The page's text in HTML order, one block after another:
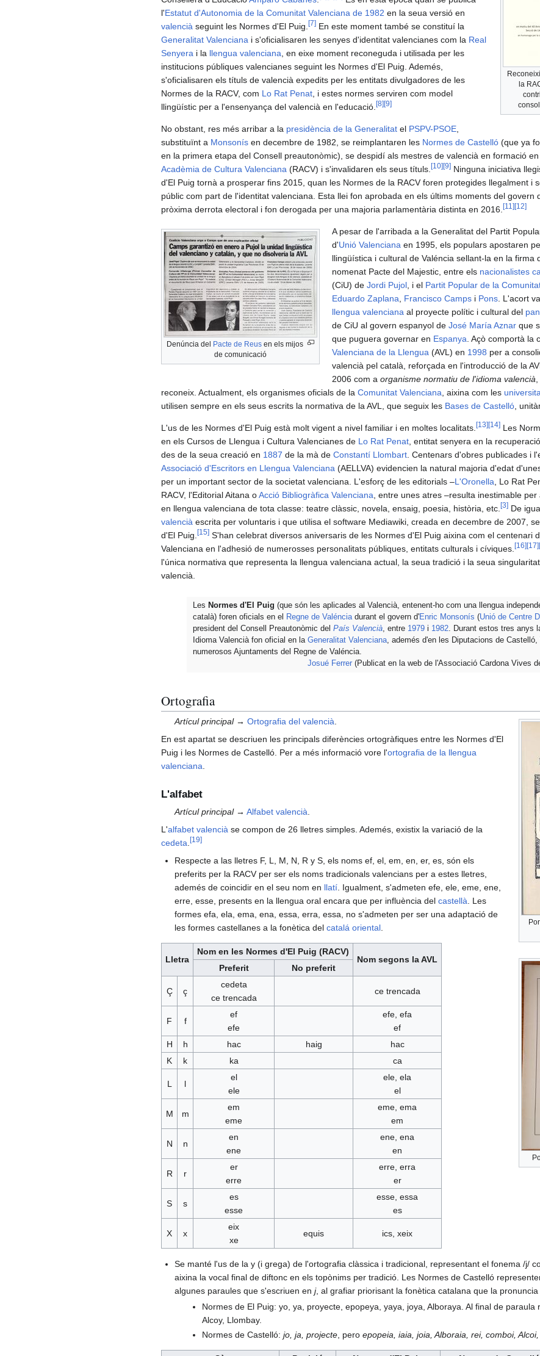
la
l'Estatut d'Autonomia de la Comunitat Valenciana de 1982 en la seua versió en
valencià seguint les Normes d'El Puig. [7] En este moment també se constituí la
Generalitat Valenciana i s'oficialisaren les senyes d'identitat valencianes com la Real
Senyera i la llengua valenciana , en eixe moment reconeguda i utilisada per les
institucions públiques valencianes seguint les Normes d'El Puig. Ademés,
s'oficialisaren els títuls de valencià expedits per les entitats divulgadores de les
Normes de la RACV, com Lo Rat Penat , i estes normes serviren com model
llingüístic per a l'ensenyança del valencià en l'educació. [8] [9]
No obstant, res més arribar a la presidència de la Generalitat el PSPV-PSOE
substituïnt a Monsonís en decembre de 1982, se reimplantaren les Normes de Castelló (que ya
en la primera etapa del Consell preautonòmic), se despidí als mestres de valencià en formació
Acadèmia de Cultura Valenciana (RACV) i s'invalidaren els seus títuls. [10] [9] Ninguna iniciativa
d'El Puig tornà a prosperar fins 2015, quan les Normes de la RACV foren protegides llegalment i
públic com part de l'identitat valenciana. Esta llei fon aprobada en els últims moments del govern
pròxima derrota electoral i fon derogada per una majoria parlamentària distinta en 2016. [11 ] [12]
Denúncia del Pacte de Reus en els mijos
de comunicació
A pesar de l'arribada a la Generalitat del Partit
d'Unió Valenciana en 1995, els populars apostaren
llingüística i cultural de Valéncia sellant-la en la firma
nomenat Pacte del Majestic, entre els nacionalistes
(CiU) de Jordi Pujol, i el Partit Popular de la
Eduardo Zaplana
Francisco Campsi Pons. L'acort
llengua valenciana al proyecte polític i cultural del
de CiU al govern espanyol de José María Aznarque
que puguera governar en Espanya . Açò comportà la
Valenciana de la Llengua (AVL) en 1998 per a
valencià pel català, reforçada en l'introducció de la
2006 com a organisme normatiu de l'idioma valencià
reconeix. Actualment, els organismes oficials de la Comunitat Valenciana , aixina com les
utilisen sempre en els seus escrits la normativa de la AVL, que seguix les Bases de Castelló ,
L'us de les Normes d'El Puig està molt vigent a nivel familiar i en moltes localitats. [13] [14] Les
en els Cursos de Llengua i Cultura Valencianes de Lo Rat Penat , entitat senyera en la
des de la seua creació en 1887 de la mà de Constantí Llombart . Centenars d'obres publicades i
Associació d'Escritors en Llengua Valenciana (AELLVA) evidencien la natural majoria d'edat
per un important sector de la societat valenciana. L'esforç de les editorials –L'Oronella , Lo Rat
RACV, l'Editorial Aitana oAcció Bibliogràfica Valenciana , entre unes atres –resulta inestimable
en llengua valenciana de tota classe: teatre clàssic, novela, ensaig, poesia, història, etc. [3] De
valencià escrita per voluntaris i que utilisa el software Mediawiki, creada en decembre de 2007,
d'El Puig. [15] S'han celebrat diversos aniversaris de les Normes d'El Puig aixina com el centenari
Valenciana en l'adhesió de numerosses personalitats públiques, entitats culturals i cíviques. [16] [17]
l'única normativa que representa la llengua valenciana actual, la seua tradició i la seua
valencià.
Les Normes d'El Puig (que són les aplicades al Valencià, entenent-ho com una llengua
català) foren oficials en el
Regne de Valénciadurant el govern d'Enric Monsonís (Unió de Centre
president del Consell Preautonòmic del País Valencià, entre 1979 i 1982. Durant estos tres anys
Idioma Valencià fon oficial en la Generalitat Valenciana, ademés d'en les Diputacions de
numerosos Ajuntaments del Regne de Valéncia.
Josué Ferrer (Publicat en la web de l'Associació Cardona Vives
Ortografia
Artícul principal → Ortografia del valencià.
En est apartat se descriuen les principals diferències ortogràfiques entre les Normes d'El
Puig i les Normes de Castelló. Per a més informació vore l'ortografia de la llengua
valenciana.
L'alfabet
Artícul principal → Alfabet valencià
L'alfabet valencià se compon de 26 lletres simples. Ademés, existix la variació de la
cedeta [19]
Respecte a las lletres F, L, M, N, R y S, els noms ef, el, em, en, er, es, són els
preferits per la RACV per ser els noms tradicionals valencians per a estes lletres,
ademés de coincidir en el seu nom en llatí . Igualment, s'admeten efe, ele, eme, ene,
erre, esse, presents en la llengua oral encara que per influència delcastellà . Les
formes efa, ela, ema, ena, essa, erra, essa, no s'admeten per ser una adaptació de
les formes castellanes a la fonètica delcatalá oriental
Lletra
Nom en les Normes d'El Puig (RACV)
Nom segons la AVL
Preferit
No preferit
Ç ç
cedeta
ce trencada
ce trencada
F f
ef
efe
efe, efa
ef
H
h hac haig
hac
K
k ka ca
L l
el
ele
ele, ela
el
M m
em
eme
eme, ema
em
N n
en
ene
ene, ena
en
R r
er
erre
erre, erra
er
S s
es
esse
esse, essa
es
X x
eix
xe
equis ics, xeix
Se manté l'us de la y (i grega) de l'ortografia clàssica i tradicional, representant el fonema /j/
aixina la vocal final de diftonc en els topònims per tradició. Les Normes de Castelló
algunes paraules que s'escriuen enj, al grafiar priorisant la fonètica catalana que la pronuncia
Normes de El Puig: yo, ya, proyecte, epopeya, yaya, joya, Alboraya. Al final de
Alcoy, Llombay.
Normes de Castelló:jo, ja, projecte , peroepopeia, iaia, joia, Alboraia, rei, comboi,